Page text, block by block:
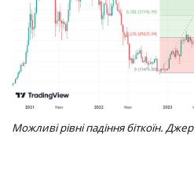
Можливі рівні падіння біткоїн.